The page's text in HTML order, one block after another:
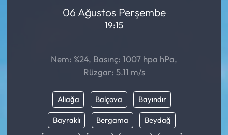
06 Ağustos Perşembe
19:15
Nem: %24, Basınç: 1007 hpa hPa,
Rüzgar: 5.11 m/s
Aliağa Balçova Bayındır
Bayraklı Bergama Beydağ